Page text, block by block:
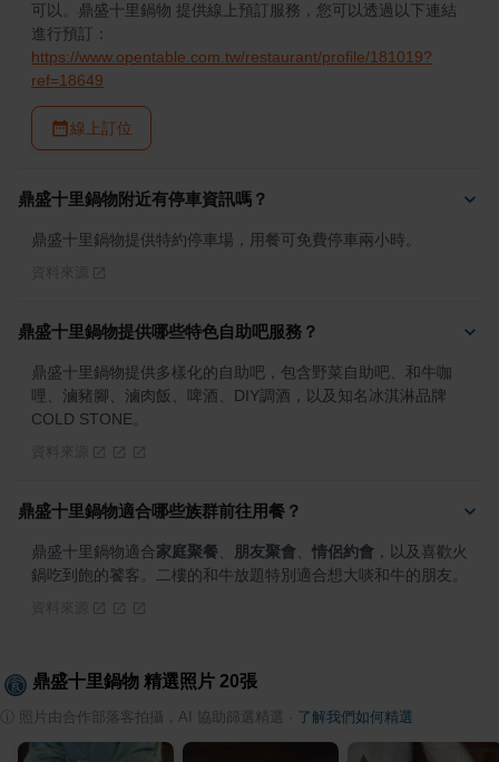
可以。鼎盛十里鍋物 提供線上預訂服務，您可以透過以下連結
進行預訂：
https://www.opentable.com.tw/restaurant/profile/181019?
ref=18649
線上訂位
鼎盛十里鍋物附近有停車資訊嗎？
鼎盛十里鍋物提供特約停車場，用餐可免費停車兩小時。
鼎盛十里鍋物提供哪些特色自助吧服務？
鼎盛十里鍋物提供多樣化的自助吧，包含野菜自助吧、和牛咖
哩、滷豬腳、滷肉飯、啤酒、DIY調酒，以及知名冰淇淋品牌
COLD STONE。
鼎盛十里鍋物適合哪些族群前往用餐？
鼎盛十里鍋物適合家庭聚餐 朋友聚會 情侶約會 ，以及喜歡火
鍋吃到飽的饕客。二樓的和牛放題特別適合想大啖和牛的朋友。
鼎盛十里鍋物 精選照片 20張
照片由合作部落客拍攝，AI 協助篩選精選 了解我們如何精選